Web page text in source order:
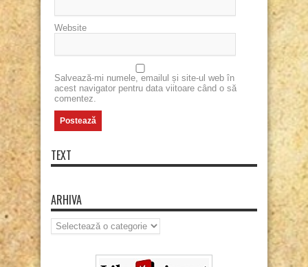
Website
Salvează-mi numele, emailul și site-ul web în
acest navigator pentru data viitoare când o să
comentez.
TEXT
ARHIVA
Arhiva